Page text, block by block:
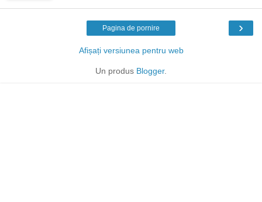
›
Pagina de pornire
Afișați versiunea pentru web
Un produs Blogger.